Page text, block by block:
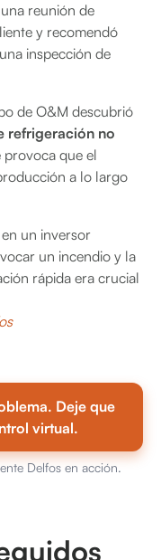
reunión de
y recomendó
inspección de
de O&M descubrió
refrigeración no
provoca que el
a lo largo
un inversor
un incendio y la
rápida era crucial
Deje que
virtual.
Delfos en acción.